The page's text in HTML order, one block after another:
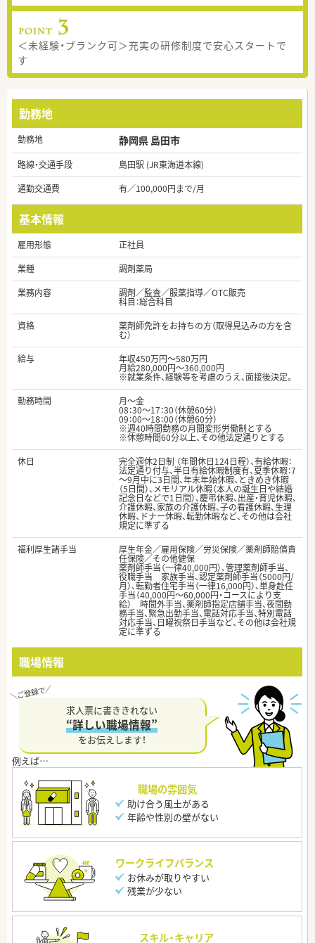
＜未経験・ブランク可＞充実の研修制度で安心スタートで
す
勤務地
勤務地 静岡県 島田市
路線・交通手段
島田駅 (JR東海道本線)
通勤交通費
有／100,000円まで/月
基本情報
雇用形態
正社員
業種
調剤薬局
業務内容
調剤／監査／服薬指導／OTC販売
科目：総合科目
資格
薬剤師免許をお持ちの方（取得見込みの方を含
む）
給与
年収450万円～580万円
月給280,000円～360,000円
※就業条件、経験等を考慮のうえ、面接後決定。
勤務時間
月～金
08：30～17：30（休憩60分）
09：00～18：00（休憩60分）
※週40時間勤務の月間変形労働制とする
※休憩時間60分以上、その他法定通りとする
休日
完全週休2日制 （年間休日124日程）、有給休暇：
法定通り付与、半日有給休暇制度有、夏季休暇：7
～9月中に3日間、年末年始休暇、ときめき休暇
（5日間）、メモリアル休暇（本人の誕生日や結婚
記念日などで1日間）、慶弔休暇、出産・育児休暇、
介護休暇、家族の介護休暇、子の看護休暇、生理
休暇、ドナー休暇、転勤休暇など、その他は会社
規定に準ずる
福利厚生諸手当
厚生年金／雇用保険／労災保険／薬剤師賠償責
任保険／その他健保
薬剤師手当（一律40,000円）、管理薬剤師手当、
役職手当 家族手当、認定薬剤師手当（5000円/
月）、転勤者住宅手当（一律16,000円）、単身赴任
手当（40,000円～60,000円・コースにより支
給） 時間外手当、薬剤師指定店舗手当、夜間勤
務手当、緊急出勤手当、電話対応手当、特別電話
対応手当、日曜祝祭日手当など、その他は会社規
定に準ずる
職場情報
求人票に書ききれない
“詳しい職場情報”
をお伝えします！
職場の雰囲気
助け合う風土がある
年齢や性別の壁がない
ワークライフバランス
お休みが取りやすい
残業が少ない
スキル・キャリア